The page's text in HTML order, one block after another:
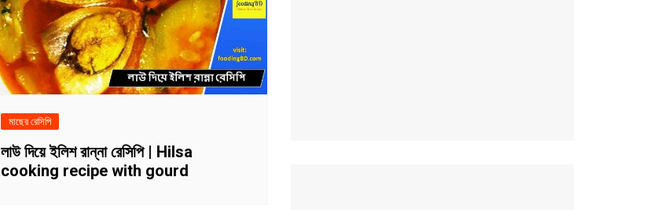
মাছের রেসিপি
লাউ দিয়ে ইলিশ রান্না রেসিপি | Hilsa
cooking recipe with gourd